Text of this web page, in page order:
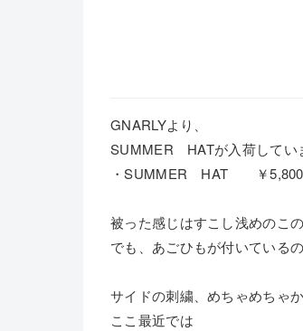
GNARLYより、
SUMMER HATが入荷してい
・SUMMER HAT ￥
被った感じはすこし浅めのこの
でも、あごひもが付いている
サイドの刺繍、めちゃめちゃか
ここ最近では